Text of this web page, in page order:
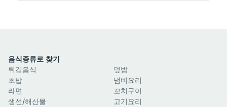
음식종류로 찾기
튀김음식
초밥
라면
생선/해산물
덮밥
냄비요리
꼬치구이
고기요리